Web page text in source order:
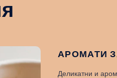
АРОМАТИ
Деликатни и